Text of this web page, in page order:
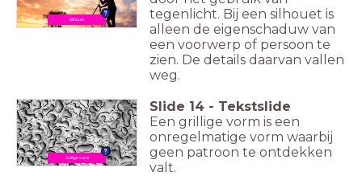
Silhouet
tegenlicht. Bij een silhouet is
alleen de eigenschaduw van
een voorwerp of persoon te
zien. De details daarvan vallen
weg.
Grillige vorm
Slide 14 - Tekstslide
Een grillige vorm is een
onregelmatige vorm waarbij
geen patroon te ontdekken
valt.